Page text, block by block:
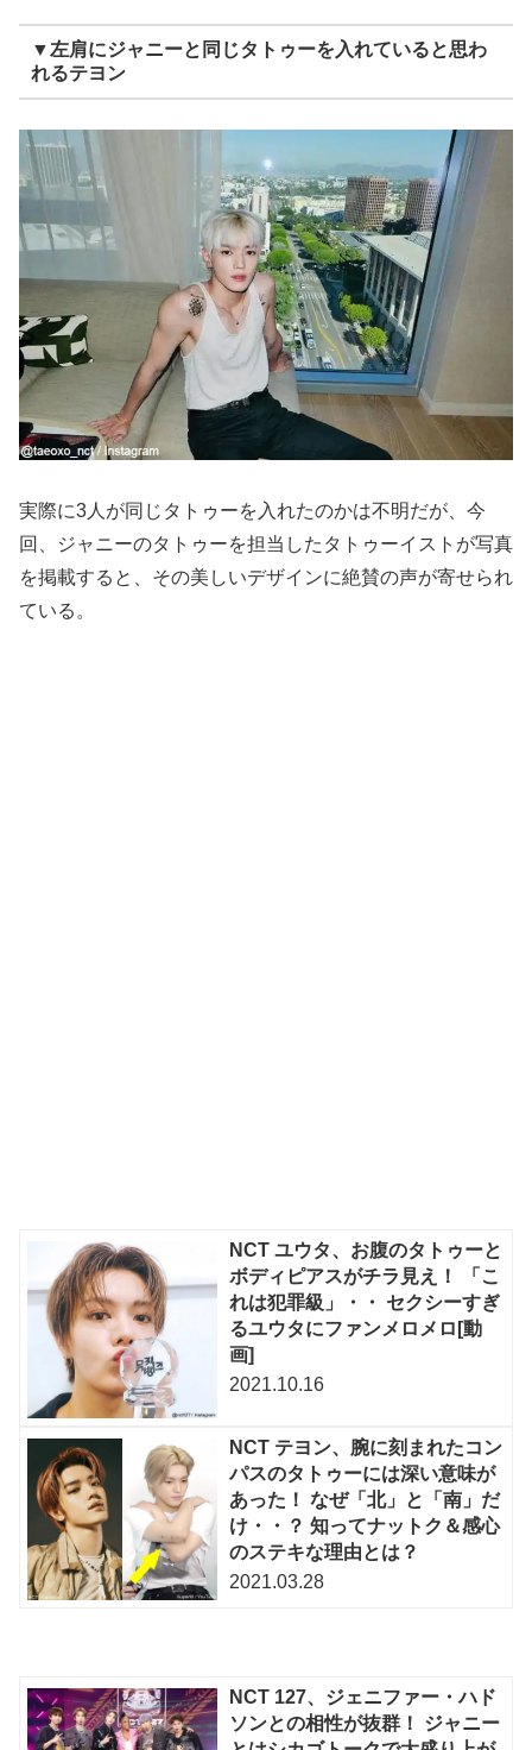
▼左肩にジャニーと同じタトゥーを入れていると思わ
れるテヨン
実際に3人が同じタトゥーを入れたのかは不明だが、今
回、ジャニーのタトゥーを担当したタトゥーイストが写真
を掲載すると、その美しいデザインに絶賛の声が寄せられ
ている。
NCT ユウタ、お腹のタトゥーと
ボディピアスがチラ見え！ 「こ
れは犯罪級」・・ セクシーすぎ
るユウタにファンメロメロ[動
画]
2021.10.16
NCT テヨン、腕に刻まれたコン
パスのタトゥーには深い意味が
あった！ なぜ「北」と「南」だ
け・・？ 知ってナットク＆感心
のステキな理由とは？
2021.03.28
NCT 127、ジェニファー・ハド
ソンとの相性が抜群！ ジャニー